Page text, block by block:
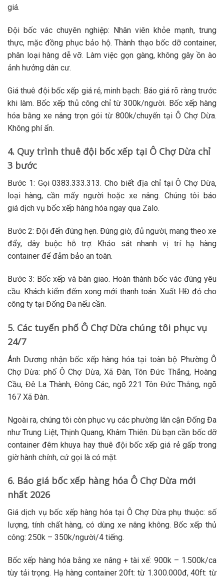
giá.
Đội bốc vác chuyên nghiệp: Nhân viên khỏe mạnh, trung
thực, mặc đồng phục bảo hộ. Thành thạo bốc dỡ container,
phân loại hàng dễ vỡ. Làm việc gọn gàng, không gây ồn ào
ảnh hưởng dân cư.
Giá thuê đội bốc xếp giá rẻ, minh bạch: Báo giá rõ ràng trước
khi làm. Bốc xếp thủ công chỉ từ 300k/người. Bốc xếp hàng
hóa bằng xe nâng trọn gói từ 800k/chuyến tại Ô Chợ Dừa.
Không phí ẩn.
4. Quy trình thuê đội bốc xếp tại Ô Chợ Dừa chỉ
3 bước
Bước 1: Gọi 0383.333.313. Cho biết địa chỉ tại Ô Chợ Dừa,
loại hàng, cần mấy người hoặc xe nâng. Chúng tôi báo
giá dịch vụ bốc xếp hàng hóa ngay qua Zalo.
Bước 2: Đội đến đúng hẹn. Đúng giờ, đủ người, mang theo xe
đẩy, dây buộc hỗ trợ. Khảo sát nhanh vị trí hạ hàng
container để đảm bảo an toàn.
Bước 3: Bốc xếp và bàn giao. Hoàn thành bốc vác đúng yêu
cầu. Khách kiểm đếm xong mới thanh toán. Xuất HĐ đỏ cho
công ty tại Đống Đa nếu cần.
5. Các tuyến phố Ô Chợ Dừa chúng tôi phục vụ
24/7
Ánh Dương nhậnbốc xếp hàng hóatại toàn bộ Phường Ô
Chợ Dừa: phố Ô Chợ Dừa, Xã Đàn, Tôn Đức Thắng, Hoàng
Cầu, Đê La Thành, Đông Các, ngõ 221 Tôn Đức Thắng, ngõ
167 Xã Đàn.
Ngoài ra, chúng tôi còn phục vụ các phường lân cận Đống Đa
như Trung Liệt, Thịnh Quang, Khâm Thiên. Dù bạn cần bốc dỡ
container đêm khuya hay thuê đội bốc xếp giá rẻgấp trong
giờ hành chính, cứ gọi là có mặt.
6. Báo giá bốc xếp hàng hóa Ô Chợ Dừa mới
nhất 2026
Giádịch vụ bốc xếp hàng hóatại Ô Chợ Dừa phụ thuộc: số
lượng, tính chất hàng, có dùng xe nâng không. Bốc xếp thủ
công: 250k – 350k/người/4 tiếng.
Bốc xếp hàng hóa bằng xe nâng+ tài xế: 900k – 1.500k/ca
tùy tải trọng. Hạ hàng container20ft: từ 1.300.000đ, 40ft: từ